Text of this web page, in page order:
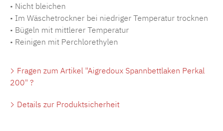
• Nicht bleichen
• Im Wäschetrockner bei niedriger Temperatur trocknen
• Bügeln mit mittlerer Temperatur
• Reinigen mit Perchlorethylen
Fragen zum Artikel "Aigredoux Spannbettlaken Perkal
200" ?
Details zur Produktsicherheit